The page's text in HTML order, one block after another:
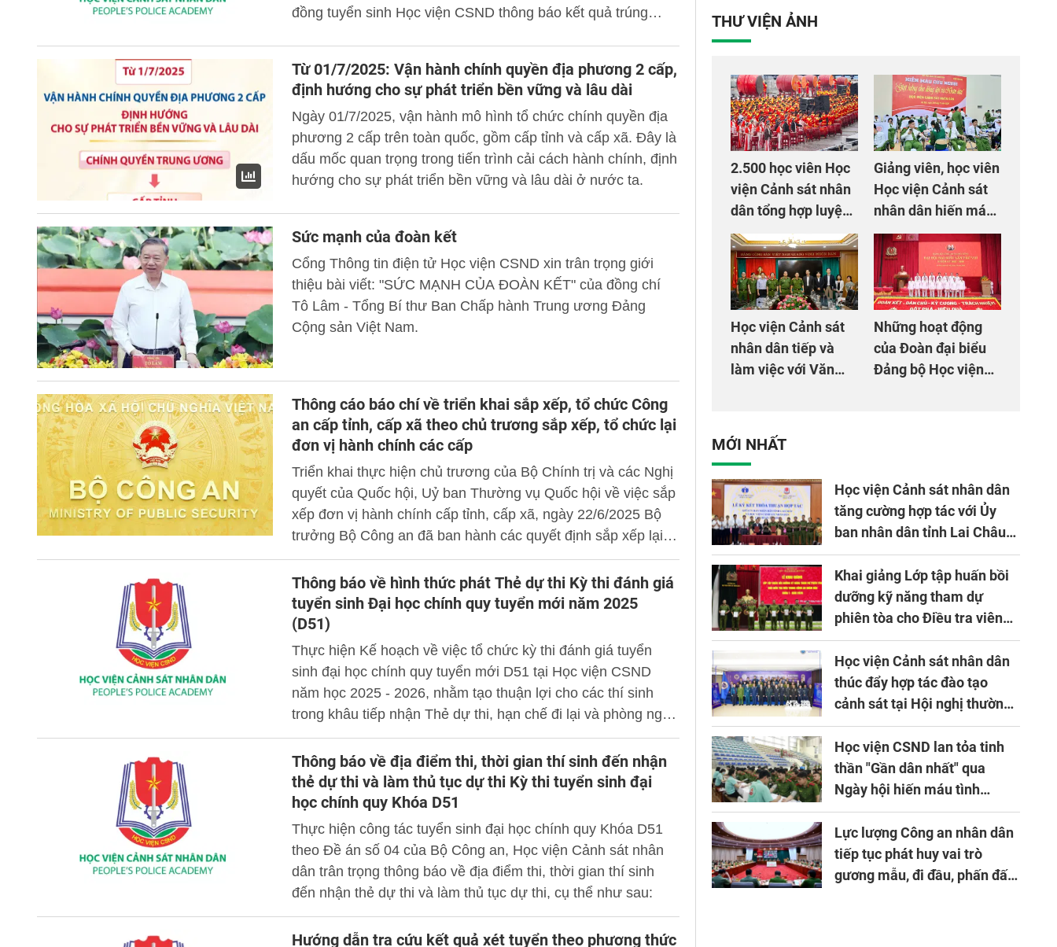
đồng tuyển sinh Học viện CSND thông báo kết quả trúng
Từ 01/7/2025: Vận hành chính quyền địa phương 2 cấp,
định hướng cho sự phát triển bền vững và lâu dài
Ngày 01/7/2025, vận hành mô hình tổ chức chính quyền địa
phương 2 cấp trên toàn quốc, gồm cấp tỉnh và cấp xã. Đây là
dấu mốc quan trọng trong tiến trình cải cách hành chính, định
hướng cho sự phát triển bền vững và lâu dài ở nước ta.
Sức mạnh của đoàn kết
Cổng Thông tin điện tử Học viện CSND xin trân trọng giới
thiệu bài viết: "SỨC MẠNH CỦA ĐOÀN KẾT" của đồng chí
Tô Lâm - Tổng Bí thư Ban Chấp hành Trung ương Đảng
Cộng sản Việt Nam.
Thông cáo báo chí về triển khai sắp xếp, tổ chức Công
an cấp tỉnh, cấp xã theo chủ trương sắp xếp, tổ chức lại
đơn vị hành chính các cấp
Triển khai thực hiện chủ trương của Bộ Chính trị và các Nghị
quyết của Quốc hội, Uỷ ban Thường vụ Quốc hội về việc sắp
xếp đơn vị hành chính cấp tỉnh, cấp xã, ngày 22/6/2025 Bộ
trưởng Bộ Công an đã ban hành các quyết định sắp xếp lại
52 Công an cấp tỉnh thành 23 đầu mối theo địa giới hành
chính mới. Theo đó, toàn quốc có 34 Công an cấp tỉnh (mới)
và 3.319 Công an cấp xã (gồm Công an 2.621 xã; 687
phường; 11 đặc khu), có hiệu lực từ ngày 01/7/2025.
Thông báo về hình thức phát Thẻ dự thi Kỳ thi đánh giá
tuyển sinh Đại học chính quy tuyển mới năm 2025
(D51)
Thực hiện Kế hoạch về việc tổ chức kỳ thi đánh giá tuyển
sinh đại học chính quy tuyển mới D51 tại Học viện CSND
năm học 2025 - 2026, nhằm tạo thuận lợi cho các thí sinh
trong khâu tiếp nhận Thẻ dự thi, hạn chế đi lại và phòng ngừa
thất lạc Thẻ dự thi, Hội đồng tuyển sinh Học viện Cảnh sát
nhân dân thông báo:
Thông báo về địa điểm thi, thời gian thí sinh đến nhận
thẻ dự thi và làm thủ tục dự thi Kỳ thi tuyển sinh đại
học chính quy Khóa D51
Thực hiện công tác tuyển sinh đại học chính quy Khóa D51
theo Đề án số 04 của Bộ Công an, Học viện Cảnh sát nhân
dân trân trọng thông báo về địa điểm thi, thời gian thí sinh
đến nhận thẻ dự thi và làm thủ tục dự thi, cụ thể như sau:
Hướng dẫn tra cứu kết quả xét tuyển theo phương thức
THƯ VIỆN ẢNH
2.500 học viên Học
viện Cảnh sát nhân
dân tổng hợp luyện
màn Trống hội chào
mừng Đại hội Đảng
Giảng viên, học viên
Học viện Cảnh sát
nhân dân hiến máu
giúp dân và đồng
đội
Học viện Cảnh sát
nhân dân tiếp và
làm việc với Văn
Bản tại Việt Nam
Những hoạt động
của Đoàn đại biểu
Đảng bộ Học viện
- 2030
MỚI NHẤT
Học viện Cảnh sát nhân dân
tăng cường hợp tác với Ủy
ban nhân dân tỉnh Lai Châu
về ứng dụng khoa học công
nghệ trong lĩnh vực đấu tranh
phòng, chống tội phạm
Khai giảng Lớp tập huấn bồi
dưỡng kỹ năng tham dự
phiên tòa cho Điều tra viên
khóa 1 năm 2026
Học viện Cảnh sát nhân dân
thúc đẩy hợp tác đào tạo
cảnh sát tại Hội nghị thường
niên lần thứ 10 của Hiệp hội
APTA
Học viện CSND lan tỏa tinh
thần "Gần dân nhất" qua
Ngày hội hiến máu tình
nguyện
Lực lượng Công an nhân dân
tiếp tục phát huy vai trò
gương mẫu, đi đầu, phấn đấu